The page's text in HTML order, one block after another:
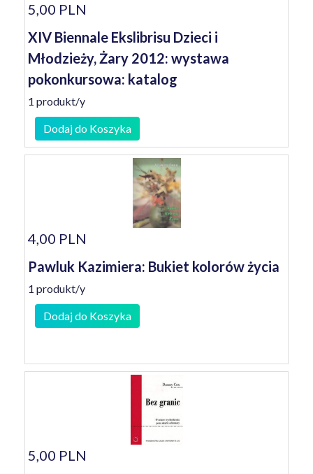
5,00 PLN
XIV Biennale Ekslibrisu Dzieci i
Młodzieży, Żary 2012: wystawa
pokonkursowa: katalog
1 produkt/y
Dodaj do Koszyka
4,00 PLN
Pawluk Kazimiera: Bukiet kolorów życia
1 produkt/y
Dodaj do Koszyka
5,00 PLN